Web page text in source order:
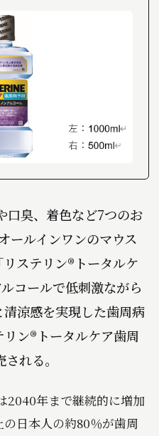
口臭、着色など7つのお
ールインワンのマウス
ステリン®トータルケ
コールで低刺激ながら
涼感を実現した歯周病
ン®トータルケア歯周
れる。
2040年まで継続的に増加
日本人の約80％が歯周